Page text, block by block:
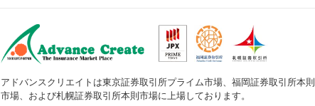
アドバンスクリエイトは東京証券取引所プライム市場、福岡証券取引所本則
市場、および札幌証券取引所本則市場に上場しております。